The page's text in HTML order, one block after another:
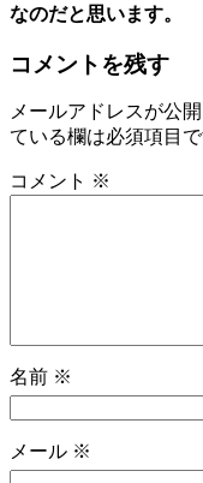
なのだと思います。
コメントを残す
メールアドレスが公
ている欄は必須項目
コメント ※
名前 ※
メール ※